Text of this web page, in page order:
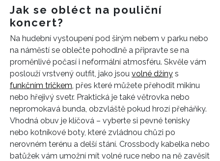
INFORMACE
REDAKCE
Jak se obléct na pouliční
koncert?
Na hudební vystoupení pod širým nebem v parku nebo
na náměstí se oblečte pohodlně a připravte se na
proměnlivé počasí i neformální atmosféru. Skvěle vám
poslouží vrstvený outfit, jako jsou volné džíny s
funkčním tričkem , přes které můžete přehodit mikinu
nebo hřejivý svetr. Praktická je také větrovka nebo
nepromokavá bunda, obzvláště pokud hrozí přeháňky.
Vhodná obuv je klíčová – vyberte si pevné tenisky
nebo kotníkové boty, které zvládnou chůzi po
nerovném terénu a delší stání. Crossbody kabelka nebo
batůžek vám umožní mít volné ruce nebo na ně zavěsit